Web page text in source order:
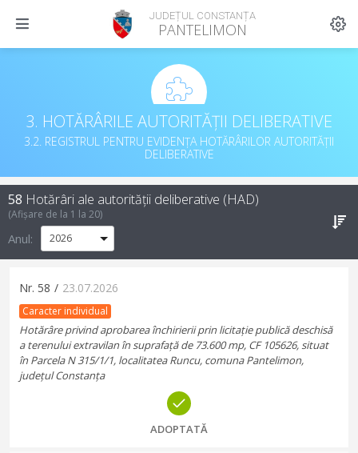
JUDEȚUL CONSTANȚA
PANTELIMON
3. HOTĂRÂRILE AUTORITĂȚII DELIBERATIVE
3.2. REGISTRUL PENTRU EVIDENȚA HOTĂRÂRILOR AUTORITĂȚII
DELIBERATIVE
58 Hotărâri ale autorității deliberative (HAD)
(Afișare de la 1 la 20)
Anul:
Nr. 58 / 23.07.2026
Caracter individual
Hotărâre privind aprobarea închirierii prin licitație publică deschisă
a terenului extravilan în suprafață de 73.600 mp, CF 105626, situat
în Parcela N 315/1/1, localitatea Runcu, comuna Pantelimon,
județul Constanța
ADOPTATĂ